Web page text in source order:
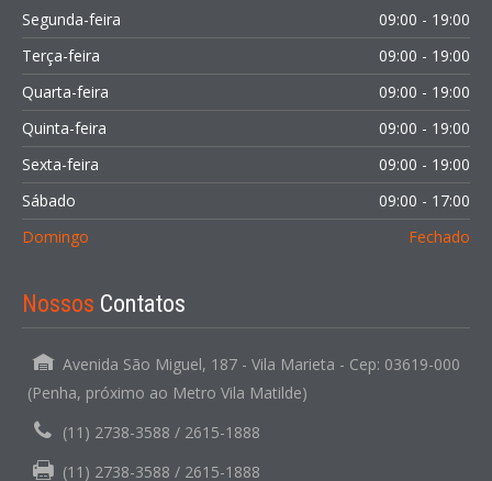
Segunda-feira
09:00 - 19:00
Terça-feira
09:00 - 19:00
Quarta-feira
09:00 - 19:00
Quinta-feira
09:00 - 19:00
Sexta-feira
09:00 - 19:00
Sábado
09:00 - 17:00
Domingo
Fechado
Nossos Contatos
Avenida São Miguel, 187 - Vila Marieta - Cep: 03619-000
(Penha, próximo ao Metro Vila Matilde)
(11) 2738-3588 / 2615-1888
(11) 2738-3588 / 2615-1888